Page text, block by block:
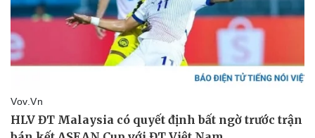
Doanh nghiệp Công nghệ